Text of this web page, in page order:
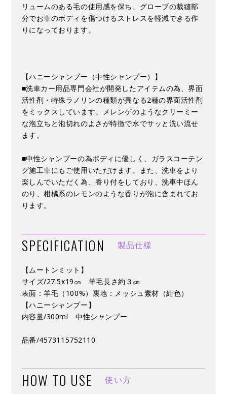
リュームのある毛の使用感を保ち、グローブの裁縫部
分でお車のボディを傷つけるストレスを軽減できる作
りになっております。
【ハニーシャンプー（中性シャンプー）】
■洗車カー用品専門会社が開発したアイテムの為、界面
活性剤・特殊ラノリンの種類が異なる2種の界面活性剤
をミックスしています。メレンゲのようなクリーミー
な泡立ちと泡切れのよさが特徴で水でサッと洗い流せ
ます。
■中性シャンプーの為ボディに優しく、ガラスコーテン
グ施工車にもご使用いただけます。また、洗車をより
楽しんでいただく為、香り付をしており、洗車中ほん
のり、柑橘系のレモンのような香りが泡に含まれてお
ります。
SPECIFICATION 製品仕様
【ムートンミット】
サイズ/27.5x19㎝ 羊毛長さ約３㎝
表面：羊毛（100%）裏地：メッシュ素材（紺色）
【ハニーシャンプー】
内容量/300ml 中性シャンプー
品番/4573115752110
HOW TO USE 使い方